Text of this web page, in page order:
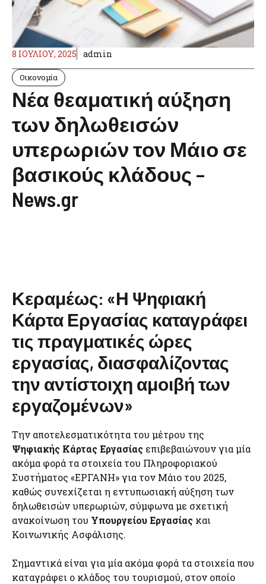
8 ΙΟΥΛΊΟΥ, 2025 admin
Οικονομία
Νέα θεαματική αύξηση
των δηλωθεισών
υπερωριών τον Μάιο σε
βασικούς κλάδους –
News.gr
Κεραμέως: «Η Ψηφιακή
Κάρτα Εργασίας καταγράφει
τις πραγματικές ώρες
εργασίας, διασφαλίζοντας
την αντίστοιχη αμοιβή των
εργαζομένων»
Την αποτελεσματικότητα του μέτρου της
Ψηφιακής Κάρτας Εργασίας επιβεβαιώνουν για μία
ακόμα φορά τα στοιχεία του Πληροφοριακού
Συστήματος «ΕΡΓΑΝΗ» για τον Μάιο του 2025,
καθώς συνεχίζεται η εντυπωσιακή αύξηση των
δηλωθεισών υπερωριών, σύμφωνα με σχετική
ανακοίνωση του Υπουργείου Εργασίας και
Κοινωνικής Ασφάλισης.
Σημαντικά είναι για μία ακόμα φορά τα στοιχεία που
καταγράφει ο κλάδος του τουρισμού, στον οποίο